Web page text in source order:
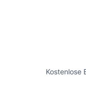
Kostenlose